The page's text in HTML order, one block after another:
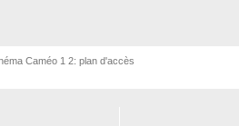
Caméo 1 2: plan d'accès